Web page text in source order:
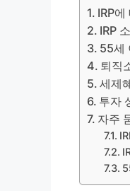
IRP
IRP
55세
퇴직
세제
투자
자주